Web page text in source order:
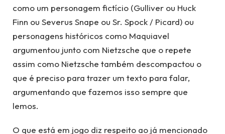
como um personagem fictício (Gulliver ou Huck
Finn ou Severus Snape ou Sr. Spock / Picard) ou
personagens históricos como Maquiavel
argumentou junto com Nietzsche que o repete
assim como Nietzsche também descompactou o
que é preciso para trazer um texto para falar,
argumentando que fazemos isso sempre que
lemos.
O que está em jogo diz respeito ao já mencionado